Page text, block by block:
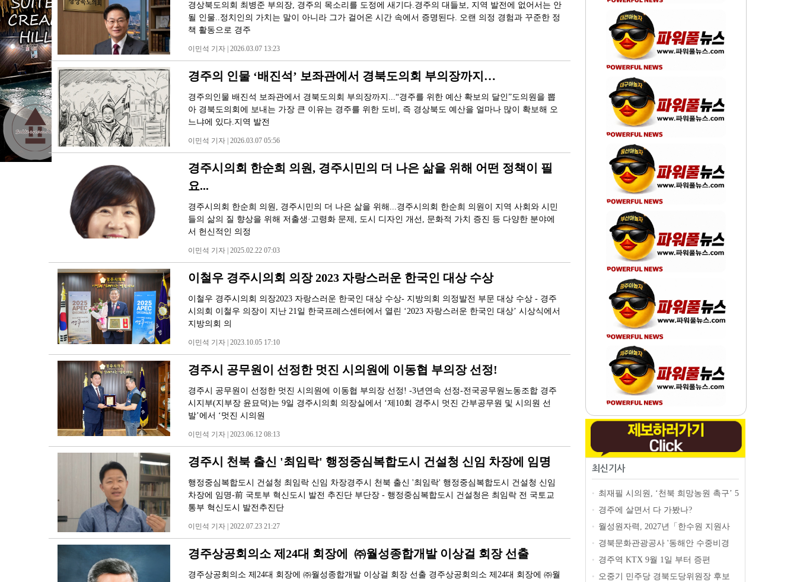
경상북도의회 최병준 부의장, 경주의 목소리를 도정에 새기다.경주의 대들보, 지역 발전에 없어서는 안
될 인물..정치인의 가치는 말이 아니라 그가 걸어온 시간 속에서 증명된다. 오랜 의정 경험과 꾸준한 정
책 활동으로 경주
이민석 기자 | 2026.03.07 13:23
경주의 인물 ‘배진석’ 보좌관에서 경북도의회 부의장까지…
경주의인물 배진석 보좌관에서 경북도의회 부의장까지...“경주를 위한 예산 확보의 달인”도의원을 뽑
아 경북도의회에 보내는 가장 큰 이유는 경주를 위한 도비, 즉 경상북도 예산을 얼마나 많이 확보해 오
느냐에 있다.지역 발전
이민석 기자 | 2026.03.07 05:56
경주시의회 한순희 의원, 경주시민의 더 나은 삶을 위해 어떤 정책이 필
요...
경주시의회 한순희 의원, 경주시민의 더 나은 삶을 위해...경주시의회 한순희 의원이 지역 사회와 시민
들의 삶의 질 향상을 위해 저출생·고령화 문제, 도시 디자인 개선, 문화적 가치 증진 등 다양한 분야에
서 헌신적인 의정
이민석 기자 | 2025.02.22 07:03
이철우 경주시의회 의장 2023 자랑스러운 한국인 대상 수상
이철우 경주시의회 의장2023 자랑스러운 한국인 대상 수상- 지방의회 의정발전 부문 대상 수상 - 경주
시의회 이철우 의장이 지난 21일 한국프레스센터에서 열린 ‘2023 자랑스러운 한국인 대상’ 시상식에서
지방의회 의
이민석 기자 | 2023.10.05 17:10
경주시 공무원이 선정한 멋진 시의원에 이동협 부의장 선정!
경주시 공무원이 선정한 멋진 시의원에 이동협 부의장 선정! -3년연속 선정-전국공무원노동조합 경주
시지부(지부장 윤묘덕)는 9일 경주시의회 의장실에서 ‘제10회 경주시 멋진 간부공무원 및 시의원 선
발’에서 ‘멋진 시의원
이민석 기자 | 2023.06.12 08:13
경주시 천북 출신 '최임락' 행정중심복합도시 건설청 신임 차장에 임명
행정중심복합도시 건설청 최임락 신임 차장경주시 천북 출신 '최임락' 행정중심복합도시 건설청 신임
차장에 임명-前 국토부 혁신도시 발전 추진단 부단장 - 행정중심복합도시 건설청은 최임락 전 국토교
통부 혁신도시 발전추진단
이민석 기자 | 2022.07.23 21:27
경주상공회의소 제24대 회장에 ㈜월성종합개발 이상걸 회장 선출
경주상공회의소 제24대 회장에 ㈜월성종합개발 이상걸 회장 선출 경주상공회의소 제24대 회장에 ㈜월
최신기사
• 최재필 시의원, ‘천북 희망농원 촉구’ 5
분 발언 "말로는 누가 못하나"
• 경주에 살면서 다 가봤나?
• 월성원자력, 2027년「한수원 지원사
업」공모
• 경북문화관광공사 '동해안 수중비경
11선' 공개
• 경주역 KTX 9월 1일 부터 증편
•
오중기 민주당 경북도당위원장 후보